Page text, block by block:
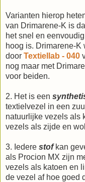
Varianten hierop
van Drimarene-K is
het snel en
hoog is. Drimarene-
door Textiellab - 040
nog maar met
voor beiden.
2. Het is een
textielvezel in een
natuurlijke vezels als
vezels als zijde en
3. Iedere stof kan
als Procion MX zijn
vezels als katoen en
de vezel af hoe goed